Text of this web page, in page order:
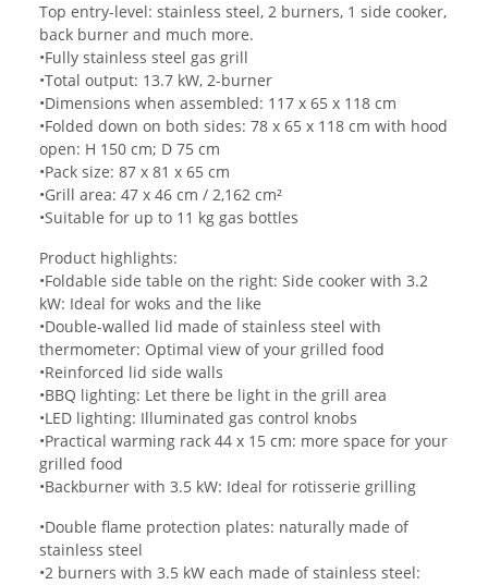
Top entry-level: stainless steel, 2 burners, 1 side cooker,
back burner and much more.
•Fully stainless steel gas grill
•Total output: 13.7 kW, 2-burner
•Dimensions when assembled: 117 x 65 x 118 cm
•Folded down on both sides: 78 x 65 x 118 cm with hood
open: H 150 cm; D 75 cm
•Pack size: 87 x 81 x 65 cm
•Grill area: 47 x 46 cm / 2,162 cm²
•Suitable for up to 11 kg gas bottles
Product highlights:
•Foldable side table on the right: Side cooker with 3.2
kW: Ideal for woks and the like
•Double-walled lid made of stainless steel with
thermometer: Optimal view of your grilled food
•Reinforced lid side walls
•BBQ lighting: Let there be light in the grill area
•LED lighting: Illuminated gas control knobs
•Practical warming rack 44 x 15 cm: more space for your
grilled food
•Backburner with 3.5 kW: Ideal for rotisserie grilling
•Double flame protection plates: naturally made of
stainless steel
•2 burners with 3.5 kW each made of stainless steel: